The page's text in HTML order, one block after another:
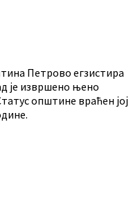
Петрово егзистира
је извршено њено
општине враћен јој